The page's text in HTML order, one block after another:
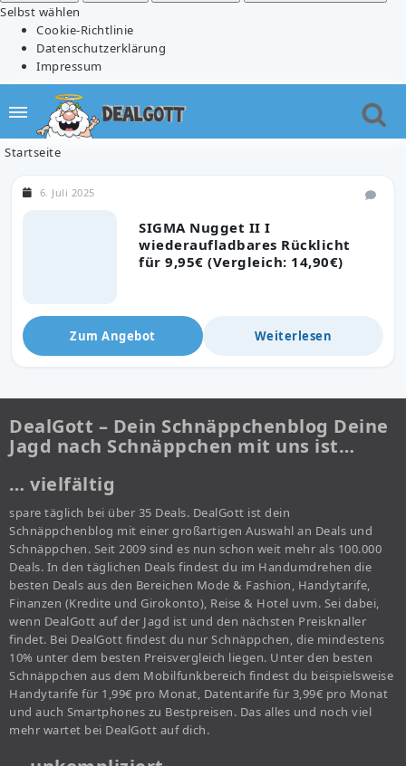
Selbst wählen
Cookie-Richtlinie
Datenschutzerklärung
Impressum
Startseite
SIGMA Nugget II I
wiederaufladbares Rücklicht
für 9,95€ (Vergleich: 14,90€)
6. Juli 2025
Zum Angebot Weiterlesen
DealGott – Dein Schnäppchenblog Deine
Jagd nach Schnäppchen mit uns ist…
… vielfältig
spare täglich bei über 35 Deals. DealGott ist dein
Schnäppchenblog mit einer großartigen Auswahl an Deals und
Schnäppchen. Seit 2009 sind es nun schon weit mehr als 100.000
Deals. In den täglichen Deals findest du im Handumdrehen die
besten Deals aus den Bereichen Mode & Fashion, Handytarife,
Finanzen (Kredite und Girokonto), Reise & Hotel uvm. Sei dabei,
wenn DealGott auf der Jagd ist und den nächsten Preisknaller
findet. Bei DealGott findest du nur Schnäppchen, die mindestens
10% unter dem besten Preisvergleich liegen. Unter den besten
Schnäppchen aus dem Mobilfunkbereich findest du beispielsweise
Handytarife für 1,99€ pro Monat, Datentarife für 3,99€ pro Monat
und auch Smartphones zu Bestpreisen. Das alles und noch viel
mehr wartet bei DealGott auf dich.